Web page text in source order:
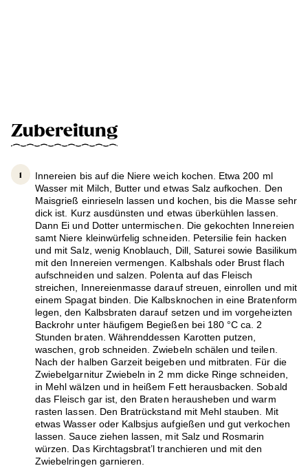
Zubereitung
Innereien bis auf die Niere weich kochen. Etwa 200 ml
Wasser mit Milch, Butter und etwas Salz aufkochen. Den
Maisgrieß einrieseln lassen und kochen, bis die Masse sehr
dick ist. Kurz ausdünsten und etwas überkühlen lassen.
Dann Ei und Dotter untermischen. Die gekochten Innereien
samt Niere kleinwürfelig schneiden. Petersilie fein hacken
und mit Salz, wenig Knoblauch, Dill, Saturei sowie Basilikum
mit den Innereien vermengen. Kalbshals oder Brust flach
aufschneiden und salzen. Polenta auf das Fleisch
streichen, Innereienmasse darauf streuen, einrollen und mit
einem Spagat binden. Die Kalbsknochen in eine Bratenform
legen, den Kalbsbraten darauf setzen und im vorgeheizten
Backrohr unter häufigem Begießen bei 180 °C ca. 2
Stunden braten. Währenddessen Karotten putzen,
waschen, grob schneiden. Zwiebeln schälen und teilen.
Nach der halben Garzeit beigeben und mitbraten. Für die
Zwiebelgarnitur Zwiebeln in 2 mm dicke Ringe schneiden,
in Mehl wälzen und in heißem Fett herausbacken. Sobald
das Fleisch gar ist, den Braten herausheben und warm
rasten lassen. Den Bratrückstand mit Mehl stauben. Mit
etwas Wasser oder Kalbsjus aufgießen und gut verkochen
lassen. Sauce ziehen lassen, mit Salz und Rosmarin
würzen. Das Kirchtagsbrat’l tranchieren und mit den
Zwiebelringen garnieren.